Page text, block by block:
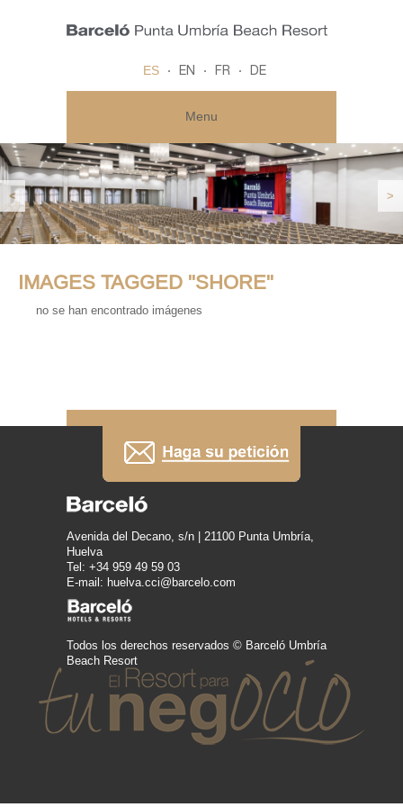
ES EN FR DE
Menu
< >
IMAGES TAGGED "SHORE"
no se han encontrado imágenes
Avenida del Decano, s/n | 21100 Punta Umbría,
Huelva
Tel: +34 959 49 59 03
E-mail: huelva.cci@barcelo.com
Todos los derechos reservados © Barceló Umbría
Beach Resort